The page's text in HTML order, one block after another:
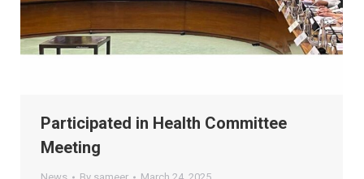
Participated in Health Committee
Meeting